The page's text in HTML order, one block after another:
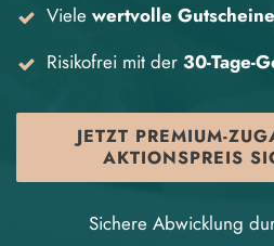
Viele wertvolle Gutscheine
Risikofrei mit der 30-Tage-
JETZT PREMIUM-
AKTIONSPREIS
Sichere Abwicklung